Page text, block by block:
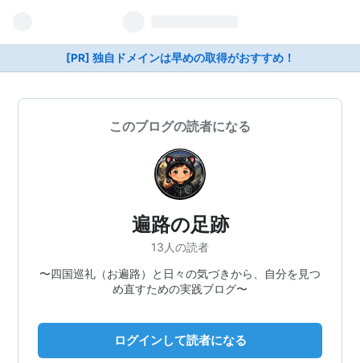
[PR] 独自ドメインは早めの取得がおすすめ！
このブログの読者になる
遍路の足跡
13人の読者
〜四国巡礼（お遍路）と日々の気づきから、自分を見つ
め直すための実践ブログ〜
ログインして読者になる